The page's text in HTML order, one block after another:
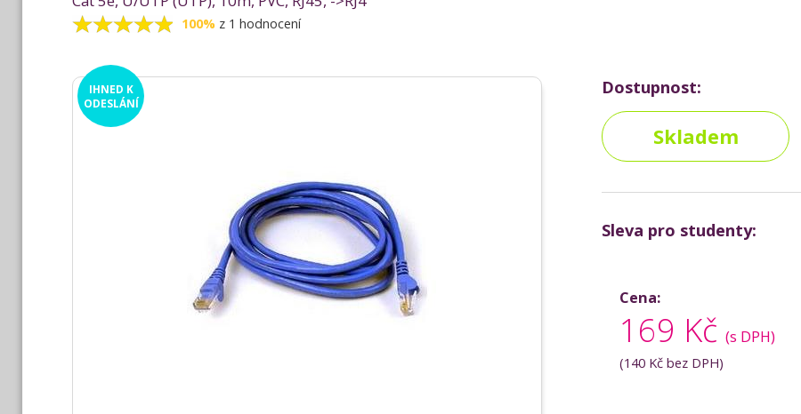
100% z 1 hodnocení
IHNED K
ODESLÁNÍ
Dostupnost:
Skladem
Sleva pro studenty:
Cena:
169 Kč (s DPH)
(140 Kč bez DPH)